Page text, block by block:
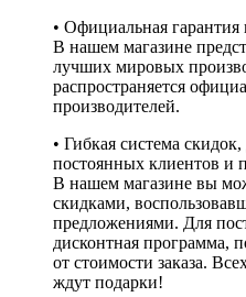
• Официальная гарантия
В нашем магазине
лучших мировых
распространяется
производителей.
• Гибкая система
постоянных клиентов и
В нашем магазине вы
скидками,
предложениями. Для
дисконтная программа,
от стоимости заказа.
ждут подарки!